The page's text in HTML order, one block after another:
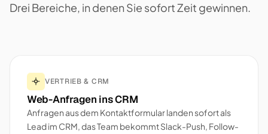
Drei Bereiche, in denen Sie sofort Zeit gewinnen.
VERTRIEB & CRM
Web-Anfragen ins CRM
Anfragen aus dem Kontaktformular landen sofort als
Lead im CRM, das Team bekommt Slack-Push, Follow-